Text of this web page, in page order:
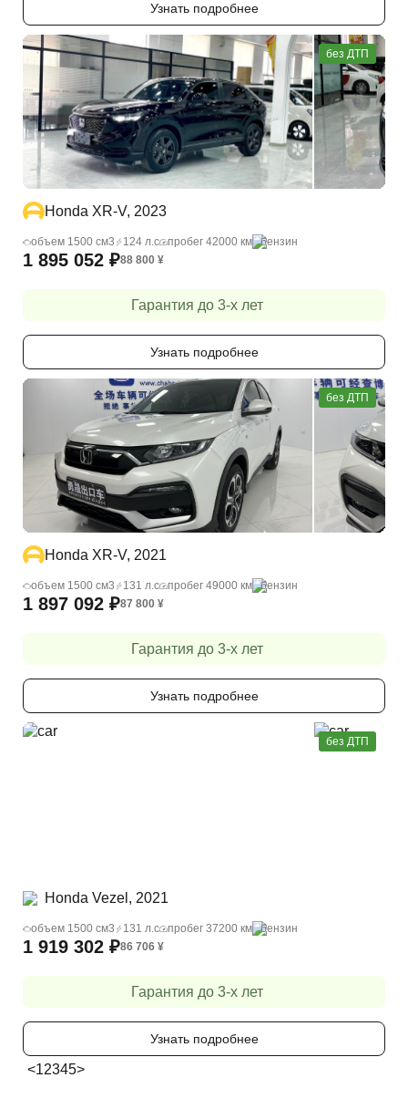
Узнать подробнее
без ДТП
Honda XR-V, 2023
объем 1500 cм3 124 л.с пробег 42000 км бензин
1 895 052 ₽88 800 ¥
Гарантия до 3-х лет
Узнать подробнее
без ДТП
Honda XR-V, 2021
объем 1500 cм3 131 л.с пробег 49000 км бензин
1 897 092 ₽87 800 ¥
Гарантия до 3-х лет
Узнать подробнее
без ДТП
Honda Vezel, 2021
объем 1500 cм3 131 л.с пробег 37200 км бензин
1 919 302 ₽86 706 ¥
Гарантия до 3-х лет
Узнать подробнее
<12345>